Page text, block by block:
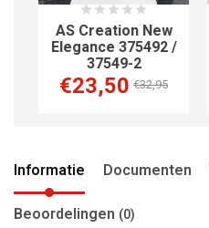
AS Creation New
Elegance 375492 /
37549-2
€23,50 €32,95
Informatie Documenten
Beoordelingen (0)